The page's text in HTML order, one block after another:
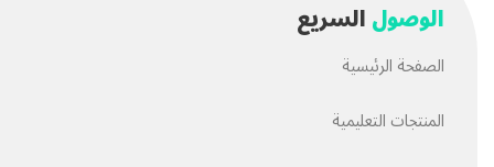
الوصولالسريع
الصفحة الرئيسية
المنتجات التعليمية